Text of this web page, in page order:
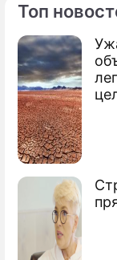
Топ
По теме
В Сочи
Арабы
МОК